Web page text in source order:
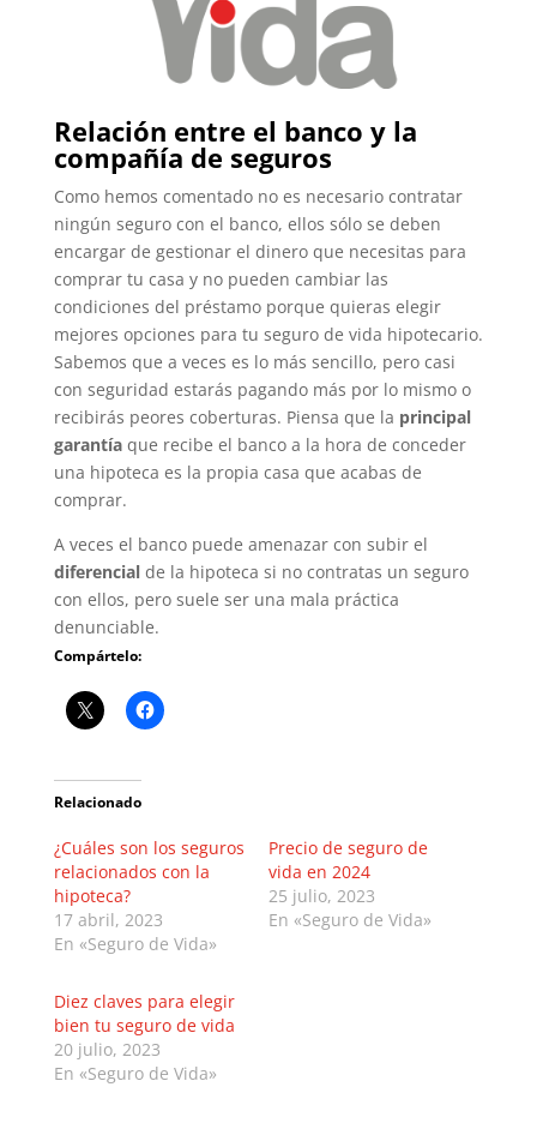
Relación entre el banco y la
compañía de seguros
Como hemos comentado no es necesario contratar
ningún seguro con el banco, ellos sólo se deben
encargar de gestionar el dinero que necesitas para
comprar tu casa y no pueden cambiar las
condiciones del préstamo porque quieras elegir
mejores opciones para tu seguro de vida hipotecario.
Sabemos que a veces es lo más sencillo, pero casi
con seguridad estarás pagando más por lo mismo o
recibirás peores coberturas. Piensa que la principal
garantíaque recibe el banco a la hora de conceder
una hipoteca es la propia casa que acabas de
comprar.
A veces el banco puede amenazar con subir el
diferencialde la hipoteca si no contratas un seguro
con ellos, pero suele ser una mala práctica
denunciable.
Compártelo:
Relacionado
¿Cuáles son los seguros
relacionados con la
hipoteca?
17 abril, 2023
En «Seguro de Vida»
Precio de seguro de
vida en 2024
25 julio, 2023
En «Seguro de Vida»
Diez claves para elegir
bien tu seguro de vida
20 julio, 2023
En «Seguro de Vida»